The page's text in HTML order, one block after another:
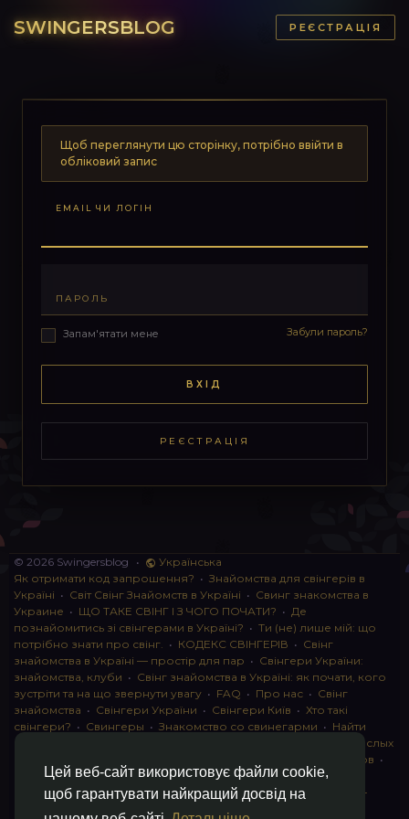
Цей веб-сайт використовує файли cookie,
щоб гарантувати найкращий досвід на
SWINGERSBLOG РЕЄСТРАЦІЯ
Щоб переглянути цю сторінку, потрібно ввійти в
обліковий запис
EMAIL ЧИ ЛОГІН
ПАРОЛЬ
Запам'ятати мене Забули пароль?
ВХІД
РЕЄСТРАЦІЯ
© 2026 Swingersblog •
Українська
Як отримати код запрошення? • Знайомства для свінгерів в
Україні • Світ Свінг Знайомств в Україні • Свинг знакомства в
Украине • ЩО ТАКЕ СВІНГ І З ЧОГО ПОЧАТИ? • Де
познайомитись зі свінгерами в Україні? • Ти (не) лише мій: що
потрібно знати про свінг. • КОДЕКС СВІНГЕРІВ • Свінг
знайомства в Україні — простір для пар • Свінгери України:
знайомства, клуби • Свінг знайомства в Україні: як почати, кого
зустріти та на що звернути увагу • FAQ • Про нас • Свінг
знайомства • Свінгери України • Свінгери Київ • Хто такі
свінгери? • Свингеры • Знакомство со свинегарми • Найти
instagram для взрослых
Клуб свингеров •
Конфіденційність• Правила• Партнерська програма
Свингеры •Свинг-пати•О свингерах откровенно
Свинг-
клуб: что это и как работает